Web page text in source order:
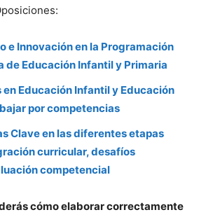
e Innovación en la Programación
de Educación Infantil y Primaria
en Educación Infantil y Educación
por competencias
Clave en las diferentes etapas
curricular, desafíos
competencial
cómo elaborar correctamente